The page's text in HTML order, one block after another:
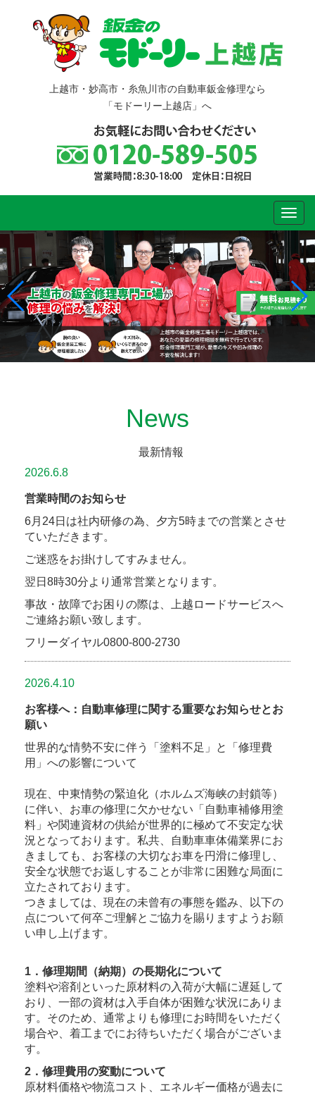
上越市・妙高市・糸魚川市の自動車鈑金修理なら
「モドーリー上越店」へ
News
最新情報
2026.6.8
営業時間のお知らせ
6月24日は社内研修の為、夕方5時までの営業とさせ
ていただきます。
ご迷惑をお掛けしてすみません。
翌日8時30分より通常営業となります。
事故・故障でお困りの際は、上越ロードサービスへ
ご連絡お願い致します。
フリーダイヤル0800-800-2730
2026.4.10
お客様へ：自動車修理に関する重要なお知らせとお
願い
世界的な情勢不安に伴う「塗料不足」と「修理費
用」への影響について
現在、中東情勢の緊迫化（ホルムズ海峡の封鎖等）
に伴い、お車の修理に欠かせない「自動車補修用塗
料」や関連資材の供給が世界的に極めて不安定な状
況となっております。私共、自動車車体備業界にお
きましても、お客様の大切なお車を円滑に修理し、
安全な状態でお返しすることが非常に困難な局面に
立たされております。
つきましては、現在の未曾有の事態を鑑み、以下の
点について何卒ご理解とご協力を賜りますようお願
い申し上げます。
1．修理期間（納期）の長期化について
塗料や溶剤といった原材料の入荷が大幅に遅延して
おり、一部の資材は入手自体が困難な状況にありま
す。そのため、通常よりも修理にお時間をいただく
場合や、着工までにお待ちいただく場合がございま
す。
2．修理費用の変動について
原材料価格や物流コスト、エネルギー価格が過去に